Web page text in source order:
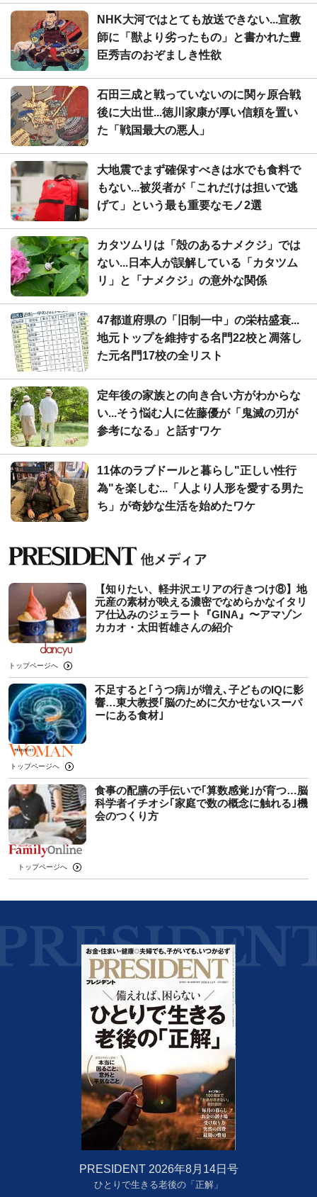
NHK大河ではとても放送できない...宣教
師に「獣より劣ったもの」と書かれた豊
臣秀吉のおぞましき性欲
石田三成と戦っていないのに関ヶ原合戦
後に大出世...徳川家康が厚い信頼を置い
た「戦国最大の悪人」
大地震でまず確保すべきは水でも食料で
もない...被災者が「これだけは担いで逃
げて」という最も重要なモノ2選
カタツムリは「殻のあるナメクジ」では
ない...日本人が誤解している「カタツム
リ」と「ナメクジ」の意外な関係
47都道府県の「旧制一中」の栄枯盛衰...
地元トップを維持する名門22校と凋落し
た元名門17校の全リスト
定年後の家族との向き合い方がわからな
い...そう悩む人に佐藤優が「鬼滅の刃が
参考になる」と話すワケ
11体のラブドールと暮らし"正しい性行
為"を楽しむ...「人より人形を愛する男た
ち」が奇妙な生活を始めたワケ
【知りたい、軽井沢エリアの行きつけ⑧】地
元産の素材が映える濃密でなめらかなイタリ
ア仕込みのジェラート『GINA』〜アマゾン
カカオ・太田哲雄さんの紹介
トップページへ
不足すると｢うつ病｣が増え､子どものIQに影
響…東大教授｢脳のために欠かせないスーパ
ーにある食材｣
トップページへ
食事の配膳の手伝いで｢算数感覚｣が育つ…脳
科学者イチオシ｢家庭で数の概念に触れる｣機
会のつくり方
トップページへ
PRESIDENT 2026年8月14日号
ひとりで生きる老後の「正解」